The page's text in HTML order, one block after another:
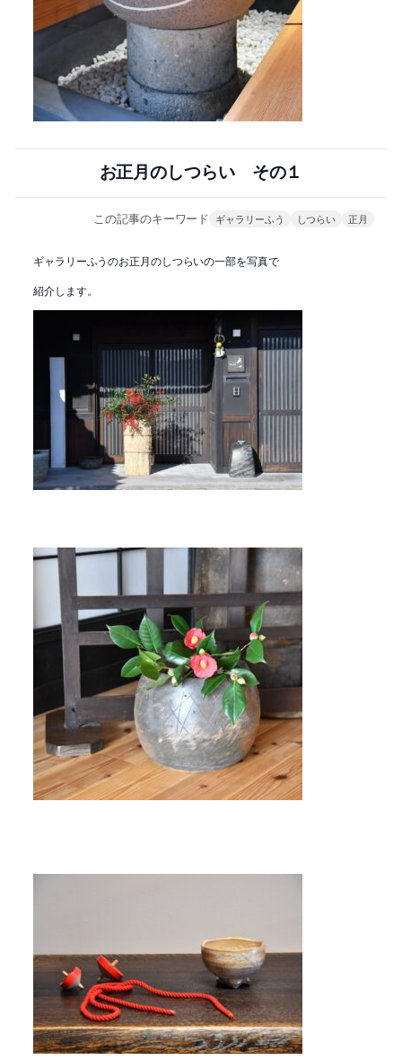
お正月のしつらい その１
この記事のキーワード ギャラリーふう しつらい 正月
ギャラリーふうのお正月のしつらいの一部を写真で
紹介します。